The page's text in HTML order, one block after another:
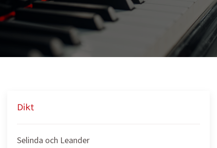
Dikt
Selinda och Leander